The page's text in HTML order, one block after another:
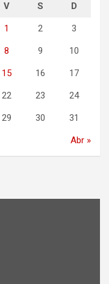
V S D
1 2 3
8 9 10
15 16 17
22 23 24
29 30 31
Abr »